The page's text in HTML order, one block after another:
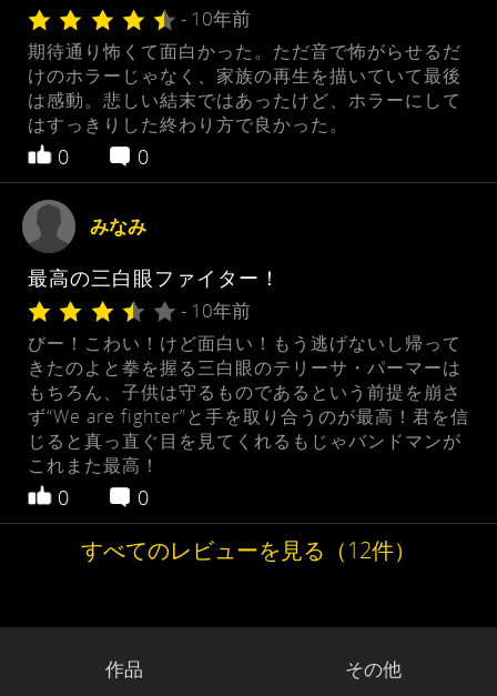
- 10年前
期待通り怖くて面白かった。ただ音で怖がらせるだ
けのホラーじゃなく、家族の再生を描いていて最後
は感動。悲しい結末ではあったけど、ホラーにして
はすっきりした終わり方で良かった。
0 0
みなみ
最高の三白眼ファイター！
- 10年前
びー！こわい！けど面白い！もう逃げないし帰って
きたのよと拳を握る三白眼のテリーサ・パーマーは
もちろん、子供は守るものであるという前提を崩さ
ず“We are fighter”と手を取り合うのが最高！君を信
じると真っ直ぐ目を見てくれるもじゃバンドマンが
これまた最高！
0 0
すべてのレビューを見る（12件）
作品 その他